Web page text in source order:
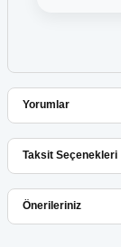
Yorumlar
Taksit Seçenekleri
Önerileriniz